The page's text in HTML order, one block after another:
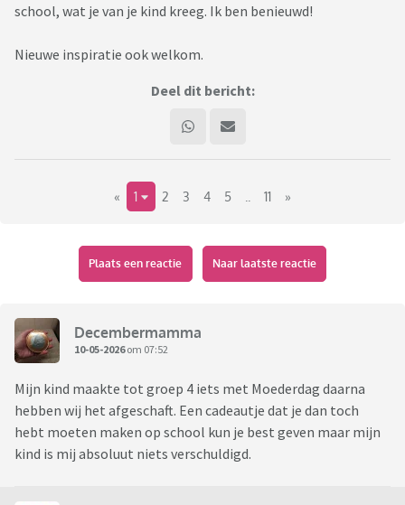
school, wat je van je kind kreeg. Ik ben benieuwd!
Nieuwe inspiratie ook welkom.
Deel dit bericht:
« 1 2 3 4 5 11 »
Plaats een reactie Naar laatste reactie
Decembermamma
10-05-2026om 07:52
Mijn kind maakte tot groep 4 iets met Moederdag daarna
hebben wij het afgeschaft. Een cadeautje dat je dan toch
hebt moeten maken op school kun je best geven maar mijn
kind is mij absoluut niets verschuldigd.